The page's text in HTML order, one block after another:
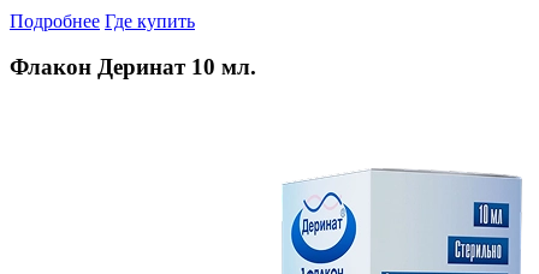
Подробнее Где купить
Флакон Деринат 10 мл.